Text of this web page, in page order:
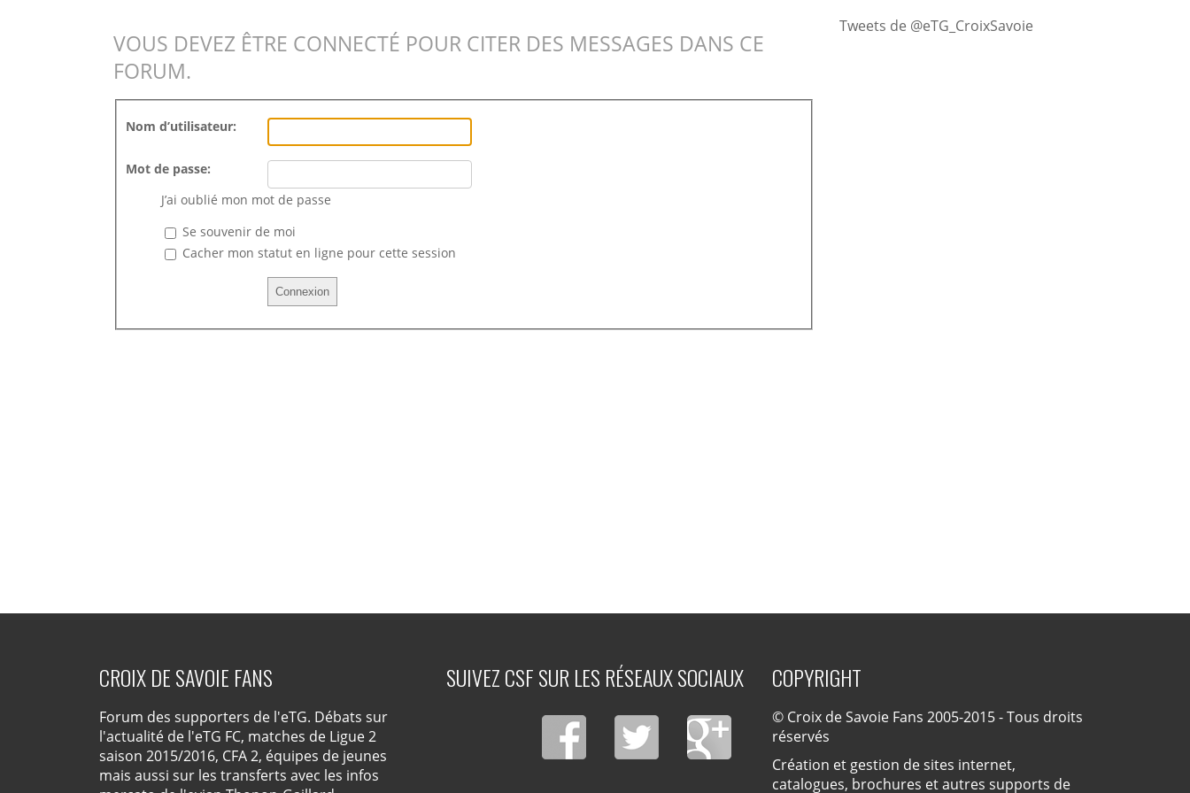
VOUS DEVEZ ÊTRE CONNECTÉ POUR CITER DES MESSAGES DANS CE
FORUM.
Nom d’utilisateur:
Mot de passe:
J’ai oublié mon mot de passe
Se souvenir de moi
Cacher mon statut en ligne pour cette session
Tweets de @eTG_CroixSavoie
CROIX DE SAVOIE FANS
Forum des supporters de l'eTG. Débats sur
l'actualité de l'eTG FC, matches de Ligue 2
saison 2015/2016, CFA 2, équipes de jeunes
mais aussi sur les transferts avec les infos
SUIVEZ CSF SUR LES RÉSEAUX SOCIAUX COPYRIGHT
© Croix de Savoie Fans 2005-2015 - Tous droits
réservés
Création et gestion de sites internet,
catalogues, brochures et autres supports de